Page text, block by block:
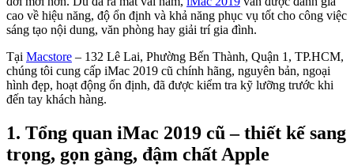
cao về hiệu năng, độ ổn định và khả năng phục vụ tốt cho công việc
sáng tạo nội dung, văn phòng hay giải trí gia đình.
Tại Macstore – 132 Lê Lai, Phường Bến Thành, Quận 1, TP.HCM,
chúng tôi cung cấp iMac 2019 cũ chính hãng, nguyên bản, ngoại
hình đẹp, hoạt động ổn định, đã được kiểm tra kỹ lưỡng trước khi
đến tay khách hàng.
1. Tổng quan iMac 2019 cũ – thiết kế sang
trọng, gọn gàng, đậm chất Apple